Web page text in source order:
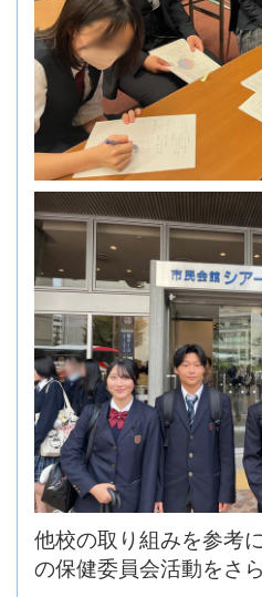
他校の取り組みを参考
の保健委員会活動をさ